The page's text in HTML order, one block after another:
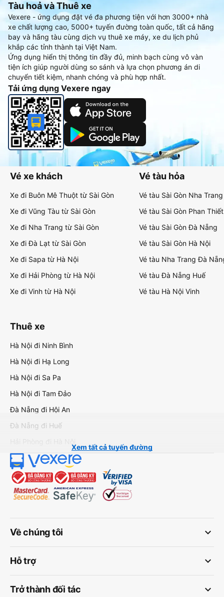
Tàu hoả và Thuê xe
Vexere - ứng dụng đặt vé đa phương tiện với hơn 3000+ nhà
xe chất lượng cao, 5000+ tuyến đường toàn quốc, tất cả hãng
bay và hãng tàu cùng dịch vụ thuê xe máy, xe du lịch phủ
khắp các tỉnh thành tại Việt Nam.
Ứng dụng hiển thị thông tin đầy đủ, minh bạch cùng vô vàn
tiện ích giúp người dùng so sánh và lựa chọn phương án di
chuyển tiết kiệm, nhanh chóng và phù hợp nhất.
Tải ứng dụng Vexere ngay
Vé xe khách
Xe đi Buôn Mê Thuột từ Sài Gòn
Xe đi Vũng Tàu từ Sài Gòn
Xe đi Nha Trang từ Sài Gòn
Xe đi Đà Lạt từ Sài Gòn
Xe đi Sapa từ Hà Nội
Xe đi Hải Phòng từ Hà Nội
Xe đi Vinh từ Hà Nội
Vé tàu hỏa
Vé tàu Sài Gòn Nha Trang
Vé tàu Sài Gòn Phan Thiết
Vé tàu Sài Gòn Đà Nẵng
Vé tàu Sài Gòn Hà Nội
Vé tàu Nha Trang Đà
Vé tàu Đà Nẵng Huế
Vé tàu Hà Nội Vinh
Thuê xe
Hà Nội đi Ninh Bình
Hà Nội đi Hạ Long
Hà Nội đi Sa Pa
Hà Nội đi Tam Đảo
Đà Nẵng đi Hội An
Đà Nẵng đi Huế
Xem tất cả tuyến đường
keyboard_arrow_down
Về chúng tôi
keyboard_arrow_down
Hỗ trợ
keyboard_arrow_down
Trở thành đối tác